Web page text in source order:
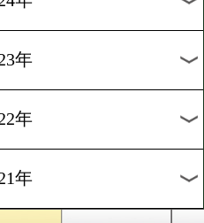
い女たち]2016.9.25